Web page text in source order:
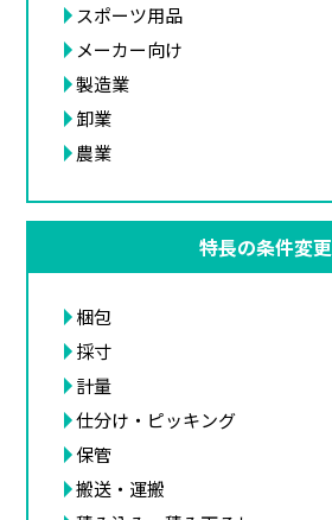
スポーツ用品
メーカー向け
製造業
卸業
農業
特長の条件変更
梱包
採寸
計量
仕分け・ピッキング
保管
搬送・運搬